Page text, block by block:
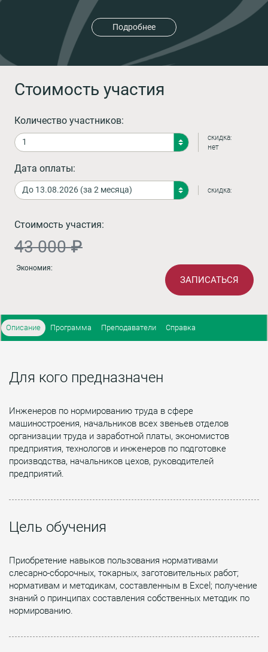
Подробнее
Стоимость участия
Количество участников:
скидка:
нет
Дата оплаты:
скидка:
Стоимость участия:
43 000 ₽
Экономия:
ЗАПИСАТЬСЯ
Описание Программа Преподаватели Справка
Для кого предназначен
Инженеров по нормированию труда в сфере
машиностроения, начальников всех звеньев отделов
организации труда и заработной платы, экономистов
предприятия, технологов и инженеров по подготовке
производства, начальников цехов, руководителей
предприятий.
Цель обучения
Приобретение навыков пользования нормативами
слесарно-сборочных, токарных, заготовительных работ;
нормативам и методикам, составленным в Excel; получение
знаний о принципах составления собственных методик по
нормированию.